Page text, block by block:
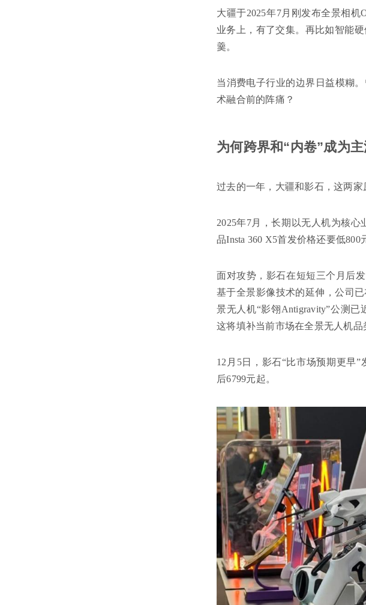
大疆于2025年7月刚发布全景相
业务上，有了交集。再比如智能
羹。
当消费电子行业的边界日益模糊
术融合前的阵痛？
为何跨界和“内卷”成为
过去的一年，大疆和影石，这两家
2025年7月，长期以无人机为核心
品Insta 360 X5首发价格还要低800
面对攻势，影石在短短三个月后
基于全景影像技术的延伸，公司
景无人机“影翎Antigravity”公测已
这将填补当前市场在全景无人机品
12月5日，影石“比市场预期更早
后6799元起。